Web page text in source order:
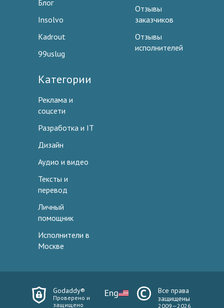
Блог
Insolvo
Kadrout
99uslug
Отзывы
заказчиков
Отзывы
исполнителей
Категории
Реклама и
соцсети
Разработка и IT
Дизайн
Аудио и видео
Тексты и
перевод
Личный
помощник
Исполнители в
Москве
Godaddy®
Проверено и
защищено
Eng
Все права
защищены
2009—2026